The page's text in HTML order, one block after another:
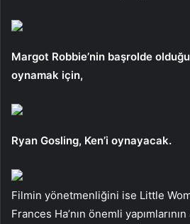
Margot Robbie’nin başrolde
oynamak için,
Ryan Gosling, Ken’i oynayacak.
Filmin yönetmenliğini ise Little
Frances Ha’nın önemli